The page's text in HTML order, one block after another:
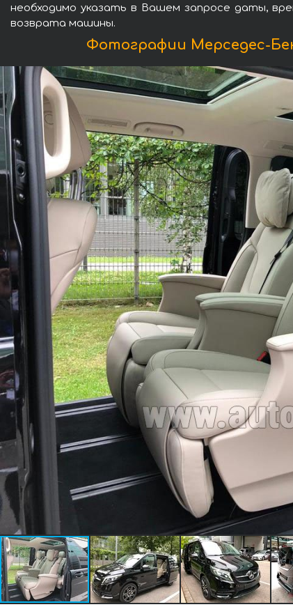
необходимо указать в Вашем запросе даты,
возврата машины.
Фотографии Мерседес-